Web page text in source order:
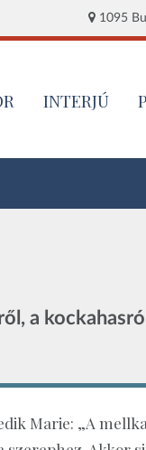
1095
INTERJÚ
a
Marie: „A